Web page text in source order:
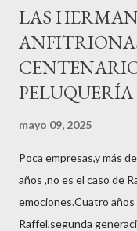
LAS
PELUQUERÍA
mayo 09, 2025
Poca empresas,y más
años ,no es el caso de
emociones.Cuatro
Raffel,segunda